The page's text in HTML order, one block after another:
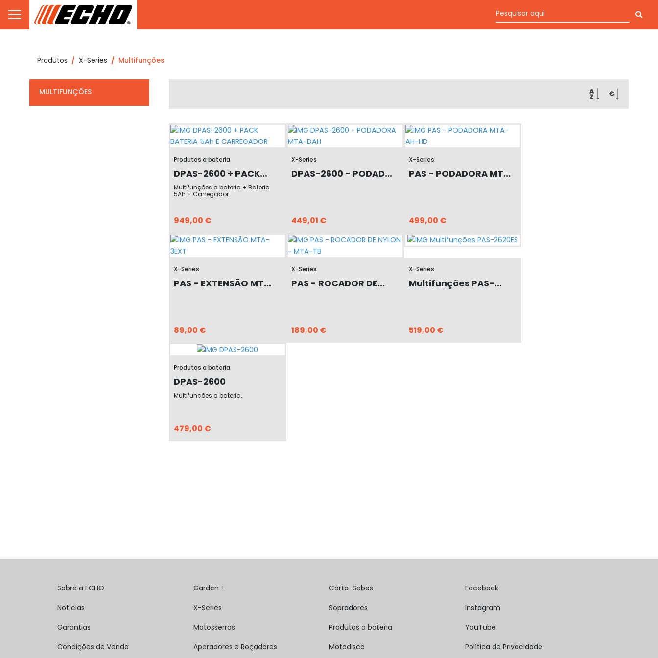
Produtos X-Series Multifunções
MULTIFUNÇÕES
Produtos a bateria
DPAS-2600 + PACK...
Multifunções a bateria + Bateria
5Ah + Carregador.
949,00 €
X-Series
DPAS-2600 - PODAD...
449,01 €
X-Series
PAS - PODADORA MT...
499,00 €
X-Series
PAS - EXTENSÃO MT...
89,00 €
X-Series
PAS - ROCADOR DE...
189,00 €
X-Series
Multifunções PAS-...
519,00 €
Produtos a bateria
DPAS-2600
Multifunções a bateria.
479,00 €
Sobre a ECHO
Notícias
Garantias
Condições de Venda
Garden +
X-Series
Motosserras
Aparadores e Roçadores
Corta-Sebes
Sopradores
Produtos a bateria
Motodisco
Facebook
Instagram
YouTube
Política de Privacidade